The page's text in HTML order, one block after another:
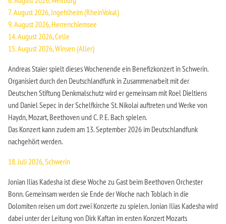
7. August 2026, Ingehlheim (RheinVokal)
9. August 2026, Herrenchiemsee
14. August 2026, Celle
15. August 2026, Winsen (Aller)
Andreas Staier spielt dieses Wochenende ein Benefizkonzert in Schwerin.
Organisiert durch den Deutschlandfunk in Zusammenarbeit mit der
Deutschen Stiftung Denkmalschutz wird er gemeinsam mit Roel Dieltiens
und Daniel Sepec in der Schelfkirche St. Nikolai auftreten und Werke von
Haydn, Mozart, Beethoven und C. P. E. Bach spielen.
Das Konzert kann zudem am 13. September 2026 im Deutschlandfunk
nachgehört werden.
18. Juli 2026, Schwerin
Jonian Ilias Kadesha ist diese Woche zu Gast beim Beethoven Orchester
Bonn. Gemeinsam werden sie Ende der Woche nach Toblach in die
Dolomiten reisen um dort zwei Konzerte zu spielen. Jonian Ilias Kadesha wird
dabei unter der Leitung von Dirk Kaftan im ersten Konzert Mozarts